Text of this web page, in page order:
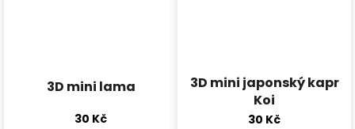
3D mini lama
30 Kč
3D mini japonský kapr
Koi
30 Kč